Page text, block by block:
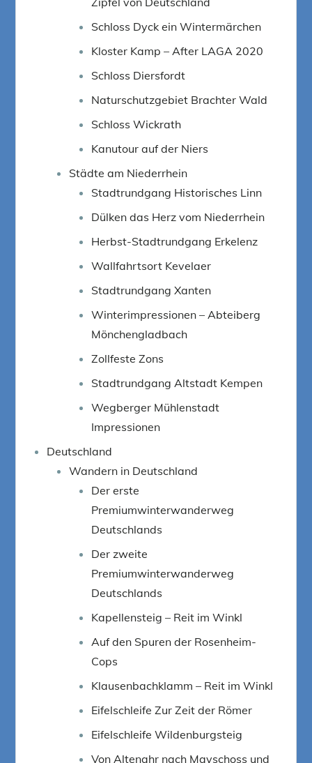
Schloss Dyck ein Wintermärchen
Kloster Kamp – After LAGA 2020
Schloss Diersfordt
Naturschutzgebiet Brachter Wald
Schloss Wickrath
Kanutour auf der Niers
Städte am Niederrhein
Stadtrundgang Historisches Linn
Dülken das Herz vom Niederrhein
Herbst-Stadtrundgang Erkelenz
Wallfahrtsort Kevelaer
Stadtrundgang Xanten
Winterimpressionen – Abteiberg
Mönchengladbach
Zollfeste Zons
Stadtrundgang Altstadt Kempen
Wegberger Mühlenstadt
Impressionen
Deutschland
Wandern in Deutschland
Der erste
Premiumwinterwanderweg
Deutschlands
Der zweite
Premiumwinterwanderweg
Deutschlands
Kapellensteig – Reit im Winkl
Auf den Spuren der Rosenheim-
Cops
Klausenbachklamm – Reit im Winkl
Eifelschleife Zur Zeit der Römer
Eifelschleife Wildenburgsteig
Von Altenahr nach Mayschoss und